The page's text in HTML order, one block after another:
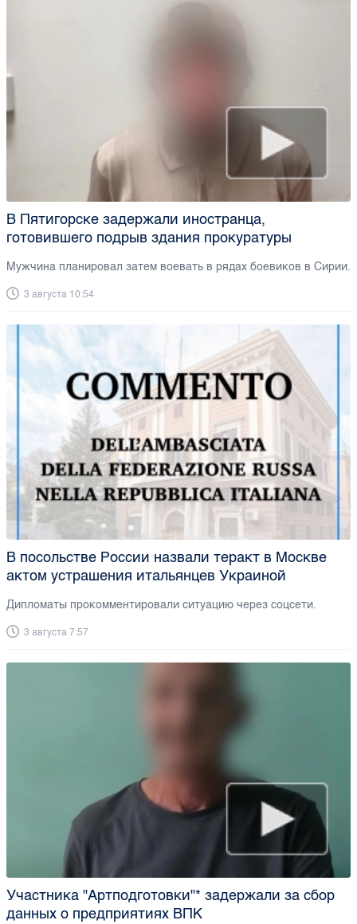
В Пятигорске задержали иностранца,
готовившего подрыв здания прокуратуры
Мужчина планировал затем воевать в рядах боевиков в Сирии.
3 августа 10:54
В посольстве России назвали теракт в Москве
актом устрашения итальянцев Украиной
Дипломаты прокомментировали ситуацию через соцсети.
3 августа 7:57
Участника "Артподготовки"* задержали за сбор
данных о предприятиях ВПК